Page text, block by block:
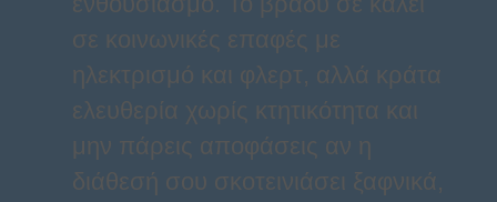
σε κοινωνικές επαφές με
ηλεκτρισμό και φλερτ, αλλά κράτα
ελευθερία χωρίς κτητικότητα και
μην πάρεις αποφάσεις αν η
διάθεσή σου σκοτεινιάσει ξαφνικά,